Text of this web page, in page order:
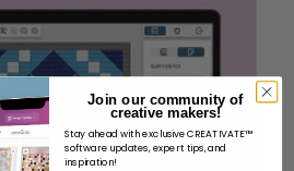
Join our community of
creative makers!
Stay ahead with exclusive CREATIVATE™
software updates, expert tips, and
inspiration!